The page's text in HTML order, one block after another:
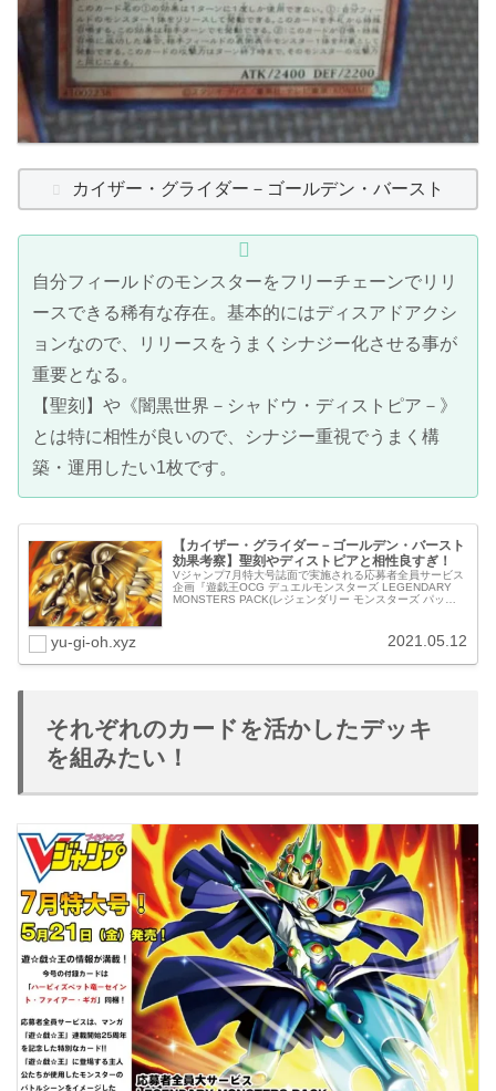
カイザー・グライダー－ゴールデン・バースト
自分フィールドのモンスターをフリーチェーンでリリ
ースできる稀有な存在。基本的にはディスアドアクシ
ョンなので、リリースをうまくシナジー化させる事が
重要となる。
【聖刻】や《闇黒世界－シャドウ・ディストピア－》
とは特に相性が良いので、シナジー重視でうまく構
築・運用したい1枚です。
【カイザー・グライダー－ゴールデン・バースト
効果考察】聖刻やディストピアと相性良すぎ！
Vジャンプ7月特大号誌面で実施される応募者全員サービス
企画『遊戯王OCG デュエルモンスターズ LEGENDARY
MONSTERS PACK(レジェンダリー モンスターズ パッ
yu-gi-oh.xyz 2021.05.12
それぞれのカードを活かしたデッキ
を組みたい！